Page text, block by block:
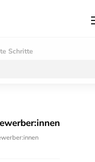
Schritte